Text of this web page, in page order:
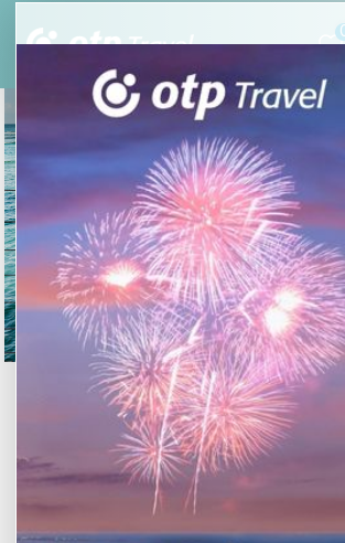
7 Seychelle-
csemege
Bemutatunk 7 Seychelle-szigeteki